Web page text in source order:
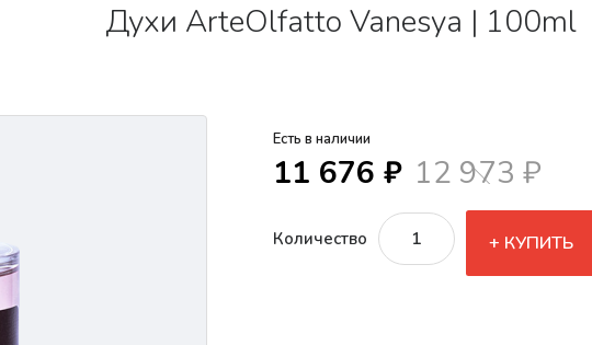
Духи ArteOlfatto Vanesya | 100ml
Есть в наличии
11 676 ₽ 12 973 ₽
Количество КУПИТЬ